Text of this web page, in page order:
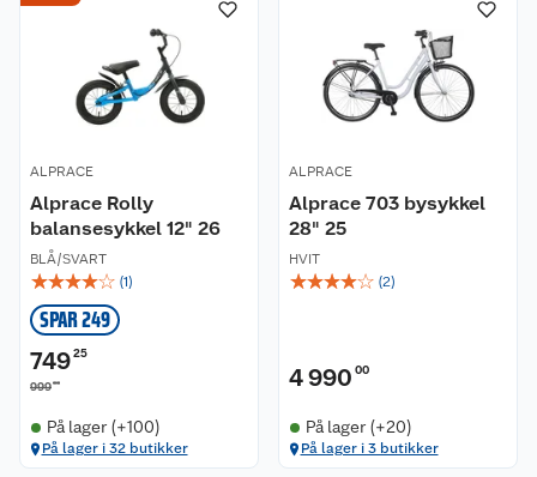
ALPRACE
Alprace Rolly
balansesykkel 12" 26
BLÅ/SVART
☆☆☆☆☆ (1)
SPAR 249
74925
99900
På lager (+100)
På lager i 32 butikker
ALPRACE
Alprace 703 bysykkel
28" 25
HVIT
☆☆☆☆☆ (2)
4 990 00
På lager (+20)
På lager i 3 butikker